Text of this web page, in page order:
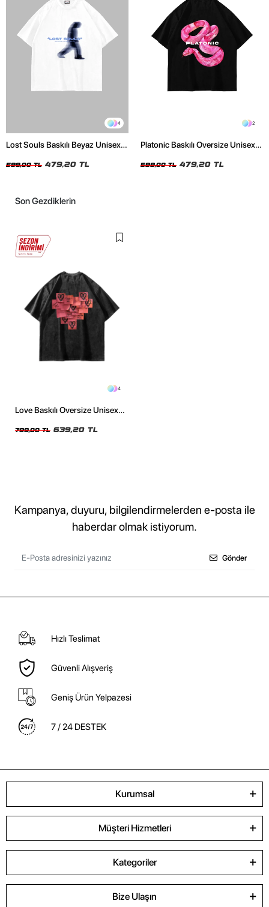
4
Lost Souls Baskılı Beyaz Unisex
599,00 TL 479,20 TL
2
Platonic Baskılı Oversize Unisex
599,00 TL 479,20 TL
Son Gezdiklerin
4
Love Baskılı Oversize Unisex
799,00 TL 639,20 TL
Kampanya, duyuru, bilgilendirmelerden e-posta ile
haberdar olmak istiyorum.
Gönder
Hızlı Teslimat
Güvenli Alışveriş
Geniş Ürün Yelpazesi
7 / 24 DESTEK
Kurumsal
Müşteri Hizmetleri
Kategoriler
Bize Ulaşın